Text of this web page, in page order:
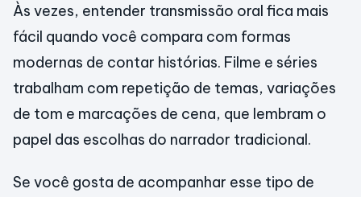
Às vezes, entender transmissão oral fica mais
fácil quando você compara com formas
modernas de contar histórias. Filme e séries
trabalham com repetição de temas, variações
de tom e marcações de cena, que lembram o
papel das escolhas do narrador tradicional.
Se você gosta de acompanhar esse tipo de